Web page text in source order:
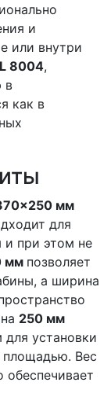
и
или внутри
8004,
в
как в
мм
для
и при этом не
мм позволяет
а ширина
250 мм
установки
площадью. Вес
обеспечивает